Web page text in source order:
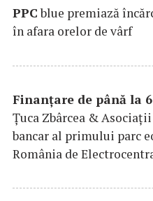
PPCblue premiază
în afara orelor de vârf
Finanțare de până la
Țuca Zbârcea &
bancar al primului parc
România de